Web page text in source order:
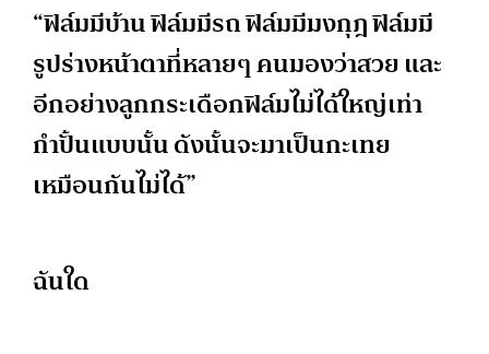
“ฟิล์มมีบ้าน ฟิล์มมีรถ ฟิล์มมีมงกุฎ ฟิล์มมี
รูปร่างหน้าตาที่หลายๆ คนมองว่าสวย และ
อีกอย่าง​ลูกกระเดือกฟิล์มไม่ได้ใหญ่เท่า
กำปั้นแบบนั้น ดังนั้นจะมาเป็นกะเทย
เหมือนกันไม่ได้”
ฉันใด